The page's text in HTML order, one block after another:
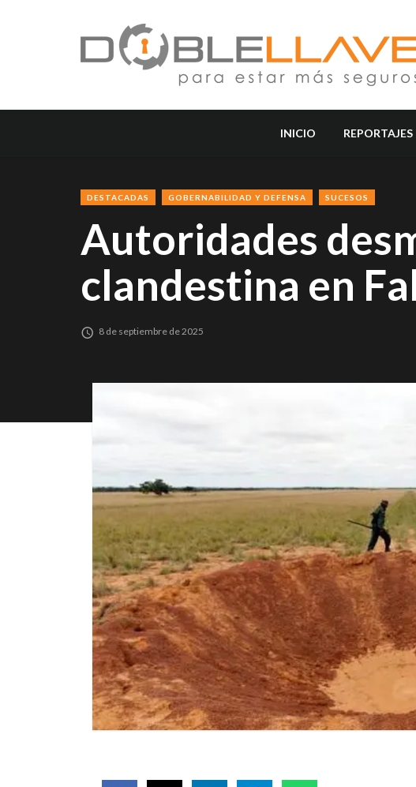
INICIO REPORTAJES
DESTACADAS GOBERNABILIDAD Y DEFENSA SUCESOS
Autoridades
clandestina en
8 de septiembre de 2025